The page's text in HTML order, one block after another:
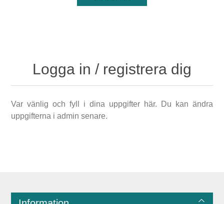
Logga in / registrera dig
Var vänlig och fyll i dina uppgifter här. Du kan ändra
uppgifterna i admin senare.